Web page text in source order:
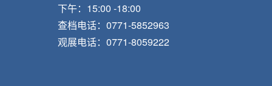
下午：15:00 -18:00
查档电话：0771-5852963
观展电话：0771-8059222